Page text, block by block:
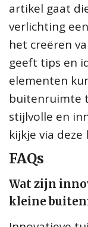
artikel gaat
verlichting
het creëren
geeft tips en
elementen
buitenruimte
stijlvolle en
kijkje via
FAQs
Wat zijn
kleine